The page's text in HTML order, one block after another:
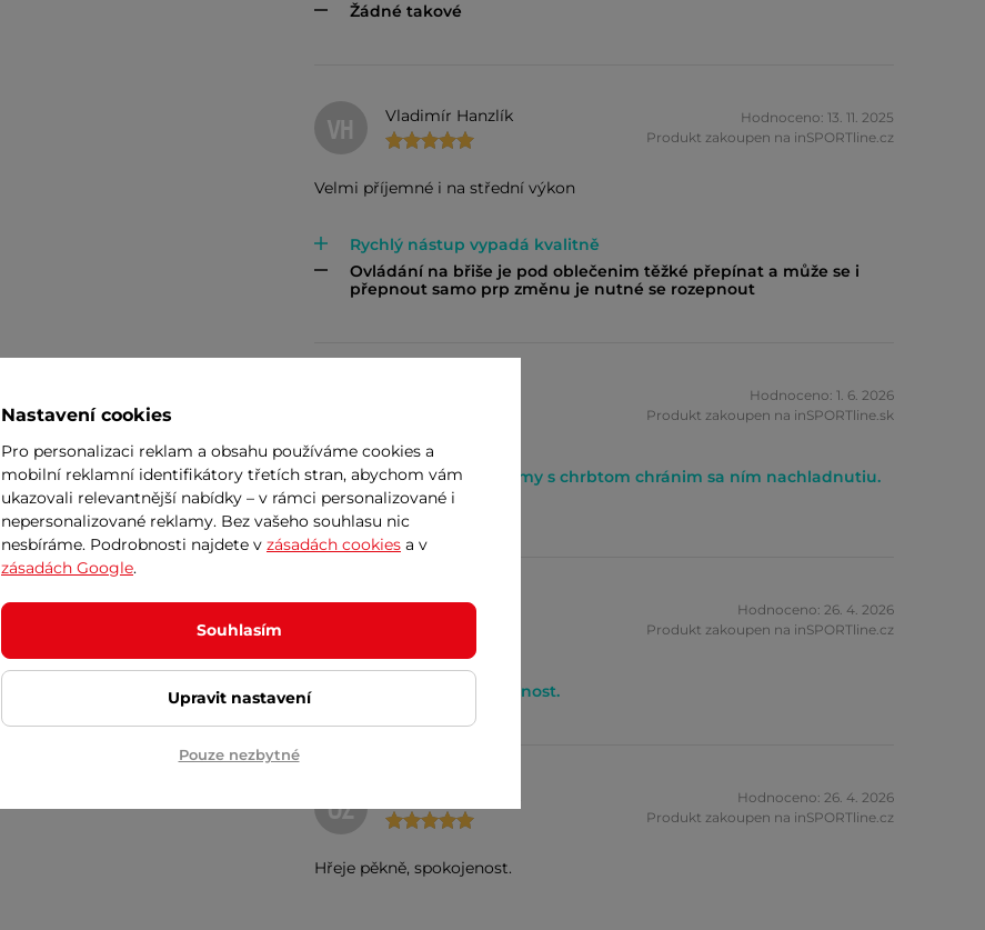
Žádné takové
VH Vladimír Hanzlík
Hodnoceno: 13. 11. 2025
Produkt zakoupen na inSPORTline.cz
Velmi příjemné i na střední výkon
Rychlý nástup vypadá kvalitně
Ovládání na břiše je pod oblečenim těžké přepínat a může se i
přepnout samo prp změnu je nutné se rozepnout
Hodnoceno: 1. 6. 2026
Produkt zakoupen na inSPORTline.sk
Pretože mám problemy s chrbtom chránim sa ním nachladnutiu.
Všetko ok
Vladimír Bank
Hodnoceno: 26. 4. 2026
Produkt zakoupen na inSPORTline.cz
Hřeje pěkně, spokojenost.
OZ
Hodnoceno: 26. 4. 2026
Produkt zakoupen na inSPORTline.cz
Hřeje pěkně, spokojenost.
Nastavení cookies
Pro personalizaci reklam a obsahu používáme cookies a
mobilní reklamní identifikátory třetích stran, abychom vám
ukazovali relevantnější nabídky – v rámci personalizované i
nepersonalizované reklamy. Bez vašeho souhlasu nic
nesbíráme. Podrobnosti najdete v zásadách cookies a v
zásadách Google.
Souhlasím
Upravit nastavení
Pouze nezbytné